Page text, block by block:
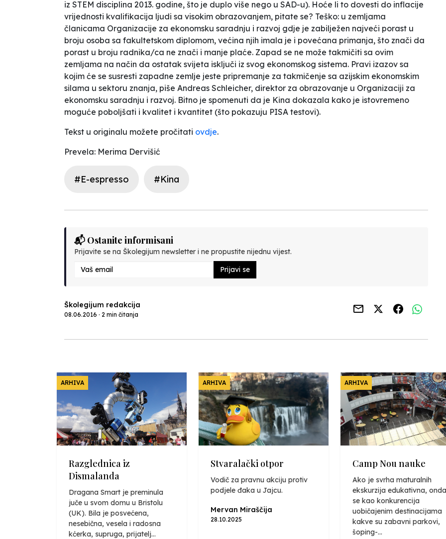
iz STEM disciplina 2013. godine, što je duplo više nego u SAD-u). Hoće li to dovesti do inflacije
vrijednosti kvalifikacija ljudi sa visokim obrazovanjem, pitate se? Teško: u zemljama
članicama Organizacije za ekonomsku saradnju i razvoj gdje je zabilježen najveći porast u
broju osoba sa fakultetskom diplomom, većina njih imala je i povećana primanja, što znači da
porast u broju radnika/ca ne znači i manje plaće. Zapad se ne može takmičiti sa ovim
zemljama na način da ostatak svijeta isključi iz svog ekonomskog sistema. Pravi izazov sa
kojim će se susresti zapadne zemlje jeste pripremanje za takmičenje sa azijskim ekonomskim
silama u sektoru znanja, piše Andreas Schleicher, direktor za obrazovanje u Organizaciji za
ekonomsku saradnju i razvoj. Bitno je spomenuti da je Kina dokazala kako je istovremeno
moguće poboljšati i kvalitet i kvantitet (što pokazuju PISA testovi).
Tekst u originalu možete pročitati ovdje.
Prevela: Merima Dervišić
#E-espresso #Kina
📬 Ostanite informisani
Prijavite se na Školegijum newsletter i ne propustite nijednu vijest.
Prijavi se
Školegijum redakcija
08.06.2016 · 2 min čitanja
ARHIVA
Razglednica iz
Dismalanda
Dragana Smart je preminula
juče u svom domu u Bristolu
(UK). Bila je posvećena,
nesebična, vesela i radosna
kćerka, supruga, prijatelj...
ARHIVA
Stvaralački otpor
Vodič za pravnu akciju protiv
podjele đaka u Jajcu.
Mervan Miraščija
28.10.2025
ARHIVA
Camp Nou nauke
Ako je svrha maturalnih
ekskurzija edukativna,
se kao konkurencija
uobičajenim destinacijama
kakve su zabavni parkovi,
šoping-...